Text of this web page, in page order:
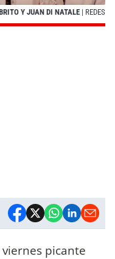
Y JUAN DI NATALE | REDES
picante